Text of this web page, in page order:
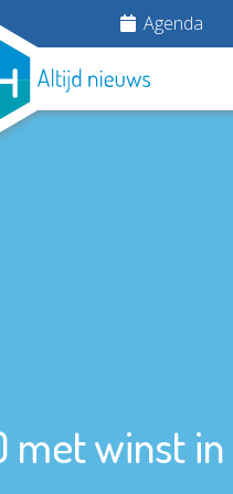
Agenda
met winst